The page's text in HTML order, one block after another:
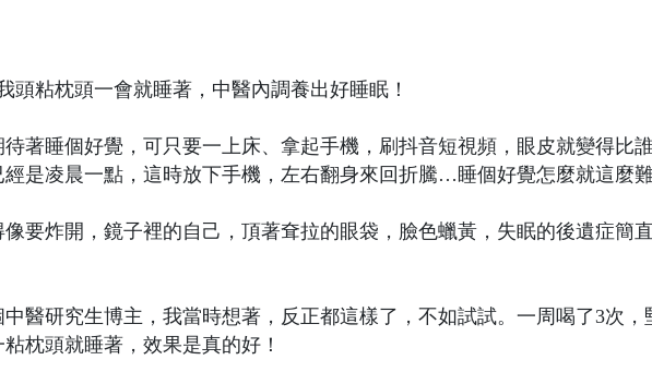
頭粘枕頭一會就睡著，中醫內調養出好睡眠！
著睡個好覺，可只要一上床、拿起手機，刷抖音短視頻，眼皮就變得比
是凌晨一點，這時放下手機，左右翻身來回折騰…睡個好覺怎麼就這麼難
要炸開，鏡子裡的自己，頂著耷拉的眼袋，臉色蠟黃，失眠的後遺症簡
醫研究生博主，我當時想著，反正都這樣了，不如試試。一周喝了3次，
枕頭就睡著，效果是真的好！